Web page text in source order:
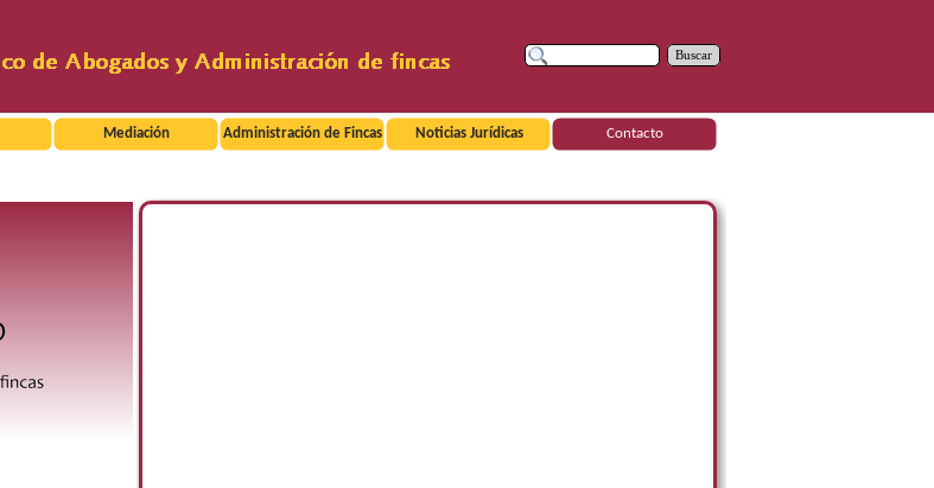
Buscar
Mediación Administración de Fincas Noticias Jurídicas Contacto